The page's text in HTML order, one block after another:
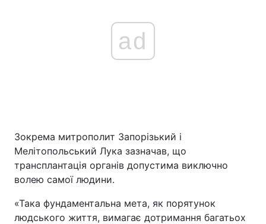
ad
Зокрема митрополит Запорізький і
Мелітопольський Лука зазначав, що
трансплантація органів допустима виключно
волею самої людини.
«Така фундаментальна мета, як порятунок
людського життя, вимагає дотримання багатьох